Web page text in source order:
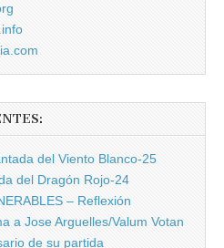
del Viento Blanco-25
del Dragón Rojo-24
– Reflexión
a Jose Arguelles/Valum Votan
de su partida